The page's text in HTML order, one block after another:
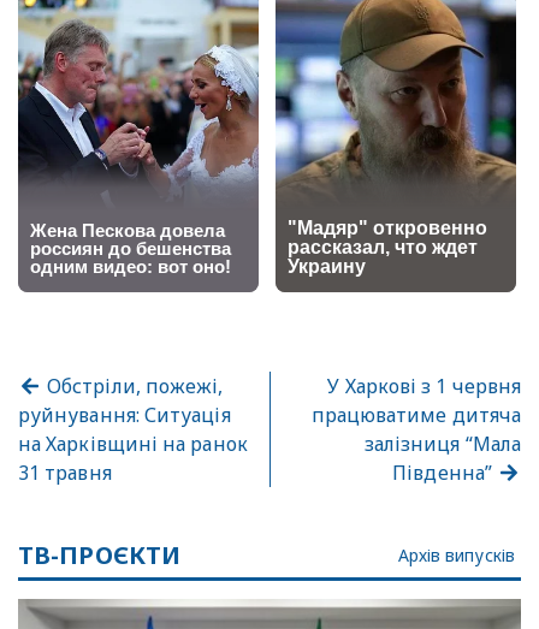
Обстріли, пожежі,
руйнування: Ситуація
на Харківщині на ранок
31 травня
У Харкові з 1 червня
працюватиме дитяча
залізниця “Мала
Південна”
ТВ-ПРОЄКТИ Архів випусків